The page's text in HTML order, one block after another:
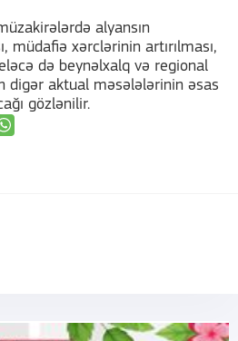
alyansın
müdafiə xərclərinin artırılması,
də beynəlxalq və regional
digər aktual məsələlərinin əsas
gözlənilir.